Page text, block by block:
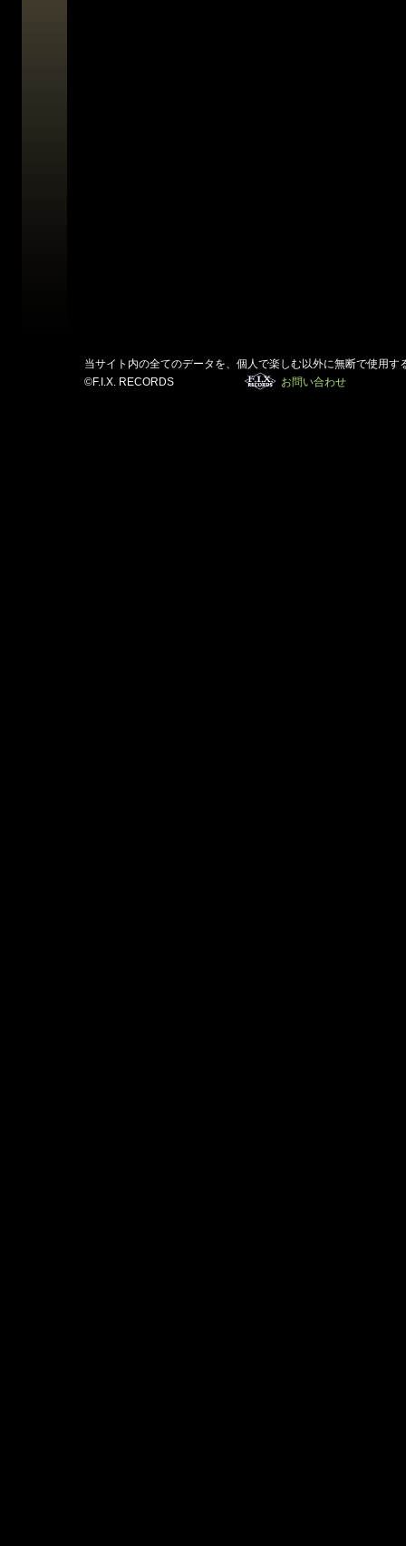
当サイト内の全てのデータを、個人で楽しむ以外に無断で使用す
©F.I.X. RECORDS
お問い合わせ